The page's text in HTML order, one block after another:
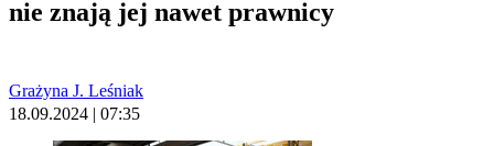
nie znają jej nawet prawnicy
Grażyna J. Leśniak
18.09.2024 | 07:35